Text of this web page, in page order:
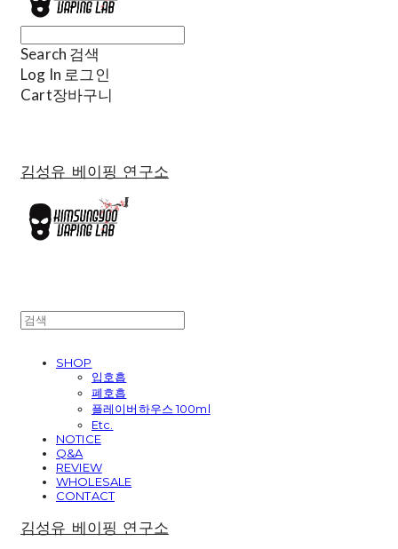
Search 검색
Log In 로그인
Cart장바구니
김성유 베이핑 연구소
SHOP
입호흡
폐호흡
플레이버하우스 100ml
Etc.
NOTICE
Q&A
REVIEW
WHOLESALE
CONTACT
김성유 베이핑 연구소